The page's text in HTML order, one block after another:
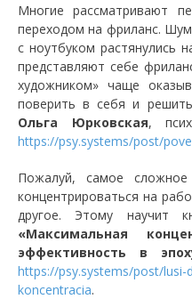
Многие рассматривают
переходом на фриланс.
с ноутбуком растянулись
представляют себе
художником» чаще
поверить в себя и
Ольга Юрковская,
https://psy.systems/post/
Пожалуй, самое
концентрироваться на
другое. Этому научит
«Максимальная
эффективность в
https://psy.systems/post/lusi-
koncentracia.